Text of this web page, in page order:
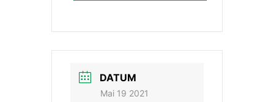
DATUM
Mai 19 2021